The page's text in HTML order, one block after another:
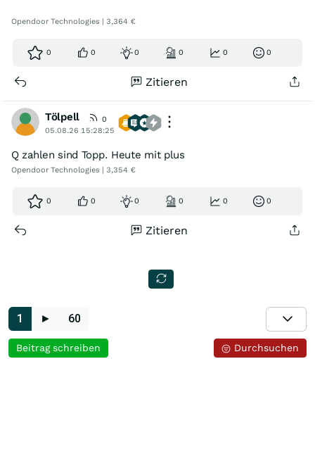
Opendoor Technologies | 3,364 €
0 0 0 0 0 0
Zitieren
Tölpell
0
05.08.26 15:28:25
Q zahlen sind Topp. Heute mit plus
Opendoor Technologies | 3,354 €
0 0 0 0 0 0
Zitieren
1 ► 60
Durchsuchen
Beitrag schreiben